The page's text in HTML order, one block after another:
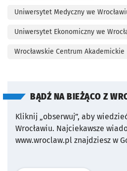
Uniwersytet Medyczny we
Uniwersytet Ekonomiczny we
Wrocławskie Centrum Akademickie
BĄDŹ NA BIEŻĄCO Z
Kliknij „obserwuj”, aby
Wrocławiu. Najciekawsze
www.wroclaw.pl znajdziesz w